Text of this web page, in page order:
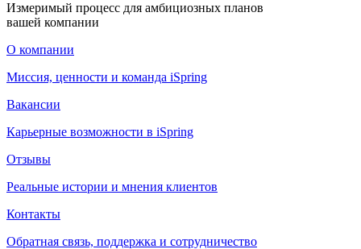
Измеримый процесс для амбициозных планов
вашей компании
О компании
Миссия, ценности и команда iSpring
Вакансии
Карьерные возможности в iSpring
Отзывы
Реальные истории и мнения клиентов
Контакты
Обратная связь, поддержка и сотрудничество